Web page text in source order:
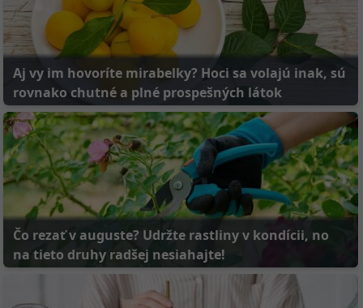
Aj vy im hovoríte mirabelky? Hoci sa volajú inak, sú
rovnako chutné a plné prospešných látok
Čo rezať v auguste? Udržte rastliny v kondícii, no
na tieto druhy radšej nesiahajte!